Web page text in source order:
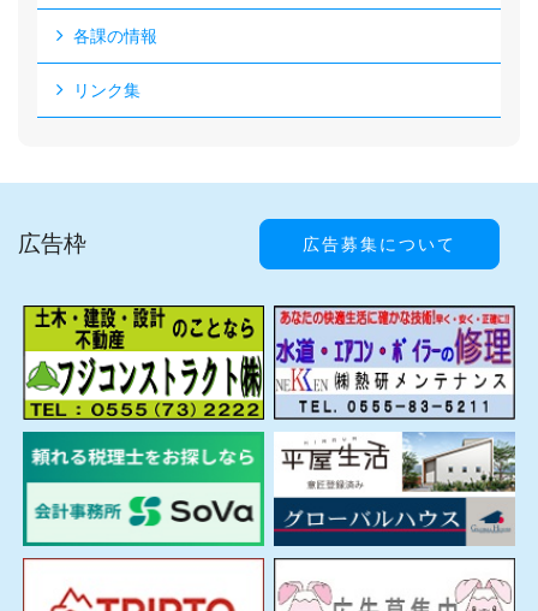
各課の情報
リンク集
広告枠 広告募集について